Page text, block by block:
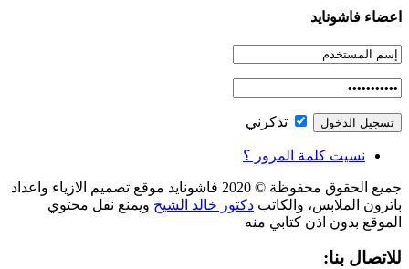
اعضاء فاشونايد
تذكرني
نسيت كلمة المرور ؟
جميع الحقوق محفوظة © 2020 فاشونايد موقع تصميم الازياء واعداد
باترون الملابس، والكاتب دكتور خالد الشيخ ويمنع نقل محتوي
الموقع بدون اذن كتابي منه
للاتصال بنا: